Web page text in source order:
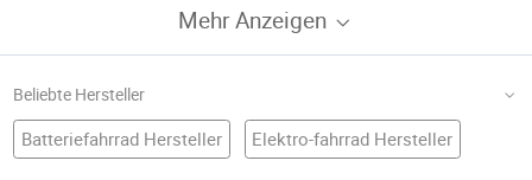
Mehr Anzeigen
Beliebte Hersteller
Batteriefahrrad Hersteller Elektro-fahrrad Hersteller